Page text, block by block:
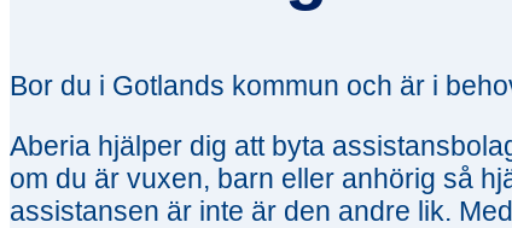
Bor du i Gotlands kommun och är i
Aberia hjälper dig att byta
om du är vuxen, barn eller anhörig så
assistansen är inte är den andre lik.